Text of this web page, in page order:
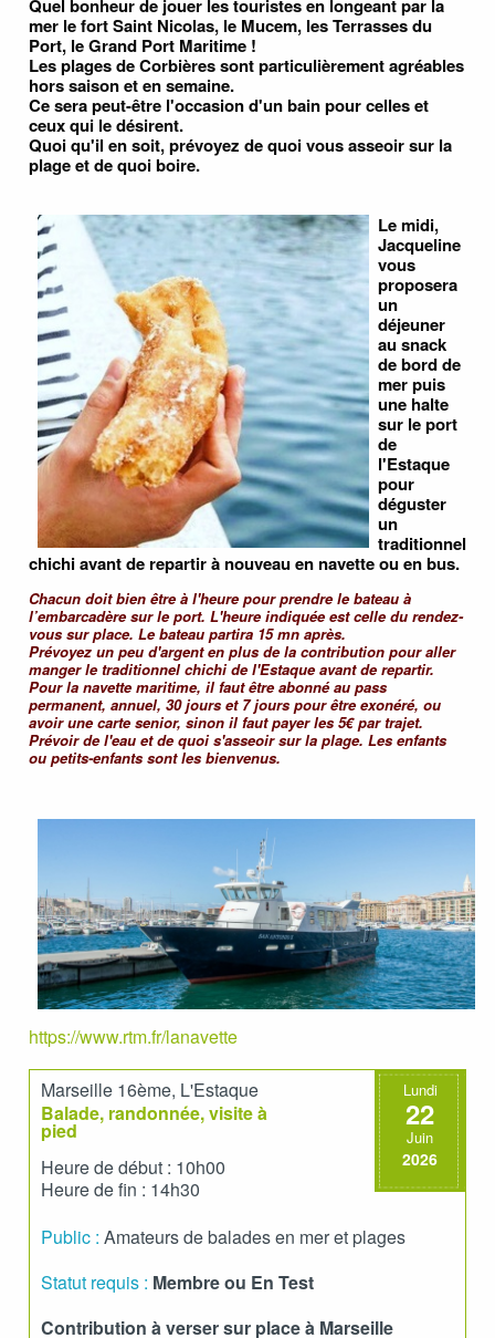
Quel bonheur de jouer les touristes en longeant par la
mer le fort Saint Nicolas, le Mucem, les Terrasses du
Port, le Grand Port Maritime !
Les plages de Corbières sont particulièrement agréables
hors saison et en semaine.
Ce sera peut-être l'occasion d'un bain pour celles et
ceux qui le désirent.
Quoi qu'il en soit, prévoyez de quoi vous asseoir sur la
plage et de quoi boire.
Le midi,
Jacqueline
vous
proposera
un
déjeuner
au snack
de bord de
mer puis
une halte
sur le port
de
l'Estaque
pour
déguster
un
traditionnel
chichi avant de repartir à nouveau en navette ou en bus.
Chacun doit bien être à l'heure pour prendre le bateau à
l’embarcadère sur le port. L'heure indiquée est celle du rendez-
vous sur place. Le bateau partira 15 mn après.
Prévoyez un peu d'argent en plus de la contribution pour aller
manger le traditionnel chichi de l'Estaque avant de repartir.
Pour la navette maritime, il faut être abonné au pass
permanent, annuel, 30 jours et 7 jours pour être exonéré, ou
avoir une carte senior, sinon il faut payer les 5€ par trajet.
Prévoir de l'eau et de quoi s'asseoir sur la plage. Les enfants
ou petits-enfants sont les bienvenus.
https://www.rtm.fr/lanavette
Lundi
22
Juin
2026
Marseille 16ème, L'Estaque
Balade, randonnée, visite à
pied
Heure de début : 10h00
Heure de fin : 14h30
Public : Amateurs de balades en mer et plages
Statut requis : Membre ou En Test
Contribution à verser sur place à Marseille